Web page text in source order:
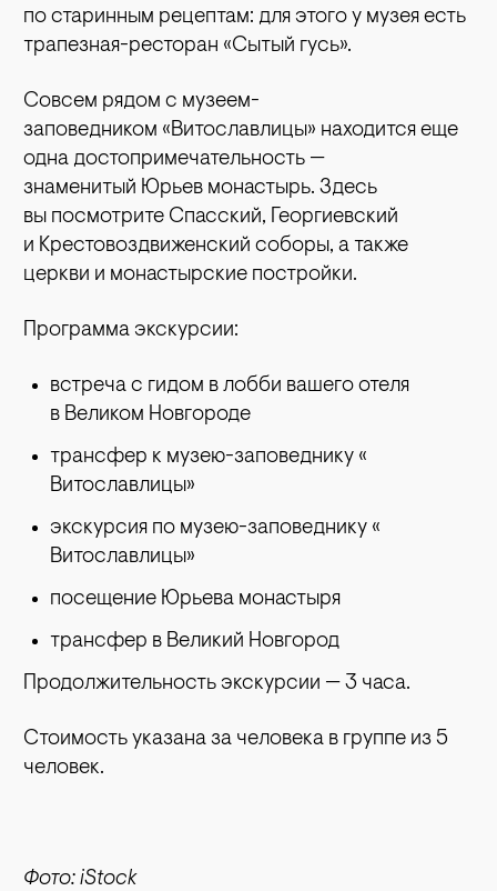
по старинным рецептам: для этого у музея есть
трапезная-ресторан «Сытый гусь».
Совсем рядом с музеем-
заповедником «Витославлицы» находится еще
одна достопримечательность —
знаменитый Юрьев монастырь. Здесь
вы посмотрите Спасский, Георгиевский
и Крестовоздвиженский соборы, а также
церкви и монастырские постройки.
Программа экскурсии:
встреча с гидом в лобби вашего отеля
в Великом Новгороде
трансфер к музею-заповеднику «
Витославлицы»
экскурсия по музею-заповеднику «
Витославлицы»
посещение Юрьева монастыря
трансфер в Великий Новгород
Продолжительность экскурсии — 3 часа.
Стоимость указана за человека в группе из 5
человек.
Фото: iStock